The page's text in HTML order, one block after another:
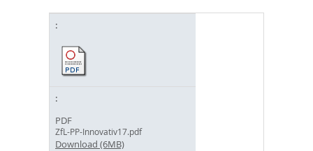
PDF
ZfL-PP-Innovativ17.pdf
Download (6MB)